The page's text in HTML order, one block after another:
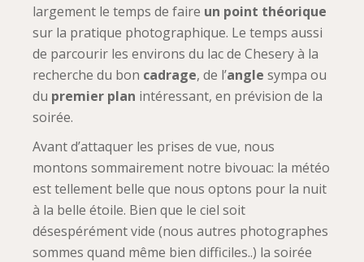
largement le temps de faire un point théorique
sur la pratique photographique. Le temps aussi
de parcourir les environs du lac de Chesery à la
recherche du bon cadrage, de l’angle sympa ou
du premier plan intéressant, en prévision de la
soirée.
Avant d’attaquer les prises de vue, nous
montons sommairement notre bivouac: la météo
est tellement belle que nous optons pour la nuit
à la belle étoile. Bien que le ciel soit
désespérément vide (nous autres photographes
sommes quand même bien difficiles..) la soirée